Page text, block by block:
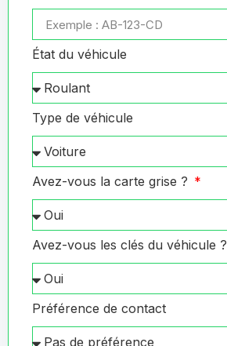
État du véhicule
Type de véhicule
Avez-vous la carte grise ?
Avez-vous les clés du véhicule ?
Préférence de contact